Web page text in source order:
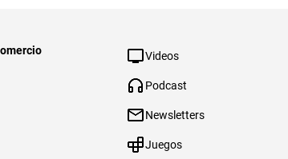
Videos
Podcast
Newsletters
Juegos